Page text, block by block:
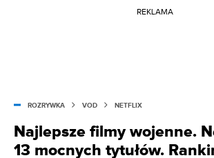
REKLAMA
ROZRYWKA VOD NETFLIX
Najlepsze filmy wojenne.
13 mocnych tytułów.